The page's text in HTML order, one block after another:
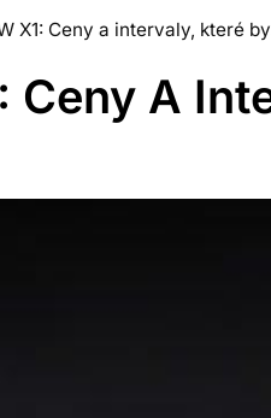
X1: Ceny a intervaly, které
Ceny A